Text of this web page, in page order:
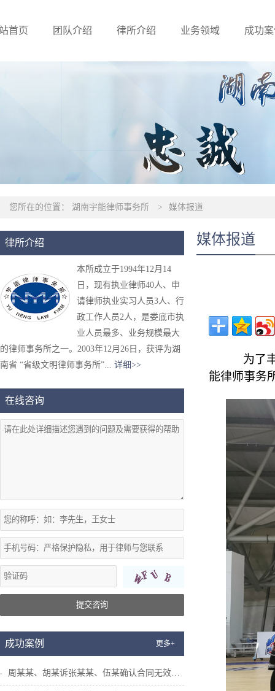
首页 团队介绍 律所介绍 业务领域 成功
您所在的位置： 湖南宇能律师事务所 > 媒体报道
律所介绍
本所成立于1994年12月14
日，现有执业律师40人、申
请律师执业实习人员3人、行
政工作人员2人，是娄底市执
业人员最多、业务规模最大
的律师事务所之一。2003年12月26日，获评为湖
南省 “省级文明律师事务所”... 详细>>
在线咨询
提交咨询
成功案例 更多+
周某某、胡某诉张某某、伍某确认合同无效纠...
媒体报道
为了
能律师事务